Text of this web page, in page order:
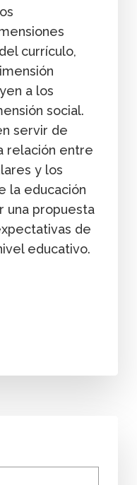
currículo,
a los
social.
servir de
relación entre
y los
la educación
una propuesta
de
educativo.